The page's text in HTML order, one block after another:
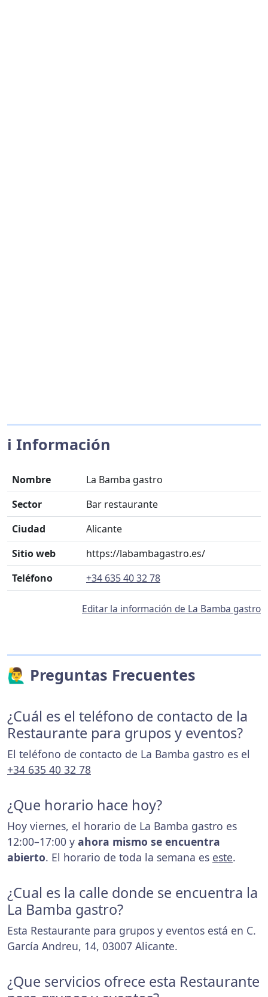
ℹ️ Información
Nombre
La Bamba gastro
Sector
Bar restaurante
Ciudad
Alicante
Sitio web
https://labambagastro.es/
Teléfono
+34 635 40 32 78
Editar la información de La Bamba gastro
🙋‍♂️ Preguntas Frecuentes
¿Cuál es el teléfono de contacto de la
Restaurante para grupos y eventos?
El teléfono de contacto de La Bamba gastro es el
+34 635 40 32 78
¿Que horario hace hoy?
Hoy viernes, el horario de La Bamba gastro es
12:00–17:00 y ahora mismo se encuentra
abierto. El horario de toda la semana es este.
¿Cual es la calle donde se encuentra la
La Bamba gastro?
Esta Restaurante para grupos y eventos está en C.
García Andreu, 14, 03007 Alicante.
¿Que servicios ofrece esta Restaurante